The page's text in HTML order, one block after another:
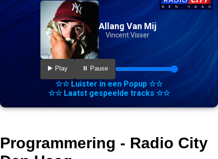
Allang Van Mij
Vincent Visser
▶️ Play ⏸️ Pause
☆☆ Luister in een Popup ☆☆
☆☆ Laatst gespeelde tracks ☆☆
Programmering - Radio City